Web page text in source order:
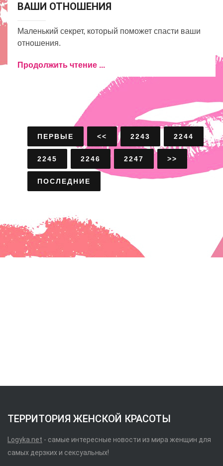
ВАШИ ОТНОШЕНИЯ
Маленький секрет, который поможет спасти ваши
отношения.
Продолжить чтение ...
ПЕРВЫЕ << 2243 2244
2245 2246 2247 >>
ПОСЛЕДНИЕ
ТЕРРИТОРИЯ ЖЕНСКОЙ КРАСОТЫ
Logyka.net - самые интересные новости из мира женщин для
самых дерзких и сексуальных!